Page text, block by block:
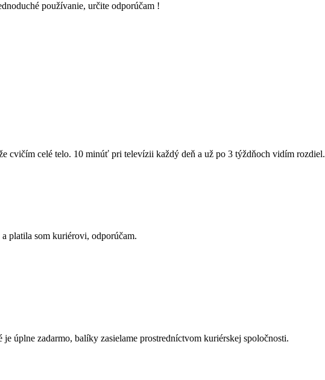
používanie, určite odporúčam !
cvičím celé telo. 10 minúť pri televízii každý deň a už po 3 týždňoch vidím rozdiel.
platila som kuriérovi, odporúčam.
je úplne zadarmo, balíky zasielame prostredníctvom kuriérskej spoločnosti.